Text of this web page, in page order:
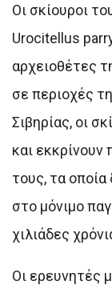
Οι σκίουροι
Urocitellus
αρχειοθέτες
σε περιοχές
Σιβηρίας, οι
και
τους, τα
στο μόνιμο
χιλιάδες
Οι ερευνητές